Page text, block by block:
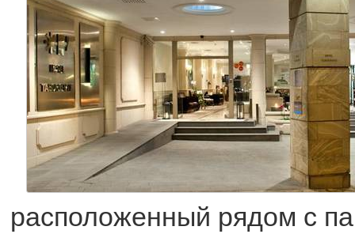
расположенный рядом с